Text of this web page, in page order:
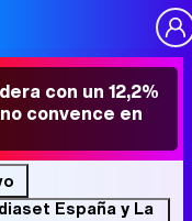
con un 12,2%
convence en
España y La